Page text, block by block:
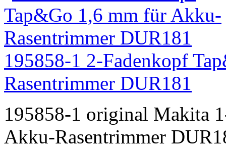
195858-1 2-Fadenkopf
Rasentrimmer DUR181
195858-1 original Makita
Akku-Rasentrimmer